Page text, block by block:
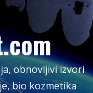
obnovljivi izvori
bio kozmetika